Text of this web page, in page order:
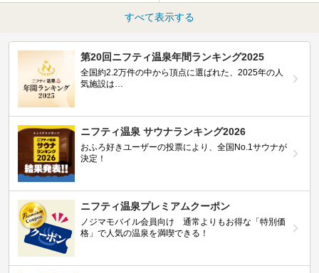
すべて表示する
第20回ニフティ温泉年間ランキング2025
全国約2.2万件の中から頂点に選ばれた、2025年の人
気施設は…
ニフティ温泉 サウナランキング2026
おふろ好きユーザーの投票により、全国No.1サウナが
決定！
ニフティ温泉プレミアムクーポン
ノジマモバイル会員向け 通常よりもお得な「特別価
格」で人気の温泉を満喫できる！